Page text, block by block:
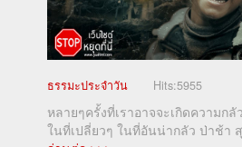
ธรรมะประจำวัน Hits:5955
หลายๆครั้งที่เราอาจจะเกิดความก
ในที่เปลี่ยวๆ ในที่อันน่ากลัว ป่าช้า